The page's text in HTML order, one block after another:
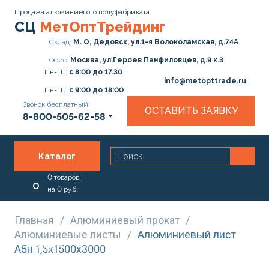
Продажа алюминиевого полуфабриката
СЦ МетОптТрейдинг
Склад: М. О, Дедовск, ул.1-я Волоколамская, д.74А
Офис: Москва, ул.Героев Панфиловцев, д.9 к.3
Пн-Пт: с 8:00 до 17.30
Пн-Пт: с 9:00 до 18:00
info@metopttrade.ru
Звонок бесплатный
8-800-505-62-58
ОСТАВИТЬ ЗАЯВКУ
Каталог
О
нас
Услуги
0 товаров
на 0 руб.
Главная / Алюминиевый прокат /
Алюминиевые листы
/ Алюминиевый лист
А5н 1,5х1500х3000